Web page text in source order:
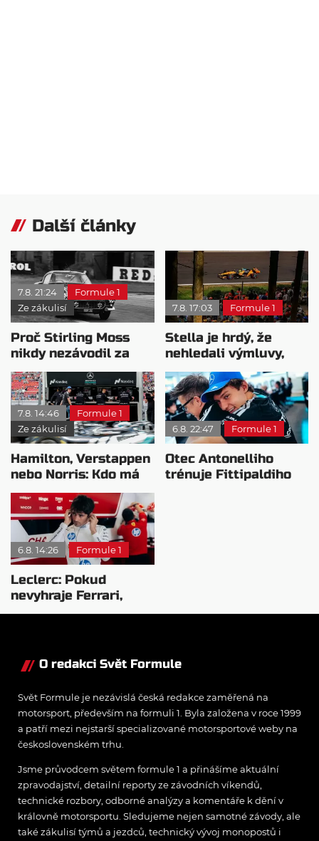
Další články
7.8. 21:24
Formule 1
Ze zákulisí
Proč Stirling Moss
nikdy nezávodil za
Ferrariho
7.8. 17:03 Formule 1
Stella je hrdý, že
nehledali výmluvy,
proč nedokážou
bojovat o titul
7.8. 14:46
Formule 1
Ze zákulisí
Hamilton, Verstappen
nebo Norris: Kdo má
nejvyšší plat?
6.8. 22:47 Formule 1
Otec Antonelliho
trénuje Fittipaldiho
6.8. 14:26 Formule 1
Leclerc: Pokud
nevyhraje Ferrari,
přeji titul
O redakci Svět Formule
Svět Formule je nezávislá česká redakce zaměřená na
motorsport, především na formuli 1. Byla založena v roce 1999
a patří mezi nejstarší specializované motorsportové weby na
československém trhu.
Jsme průvodcem světem formule 1 a přinášíme aktuální
zpravodajství, detailní reporty ze závodních víkendů,
technické rozbory, odborné analýzy a komentáře k dění v
královně motorsportu. Sledujeme nejen samotné závody, ale
také zákulisí týmů a jezdců, technický vývoj monopostů i